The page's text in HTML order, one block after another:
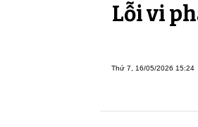
Lỗi vi
Thứ 7, 16/05/2026 15:24